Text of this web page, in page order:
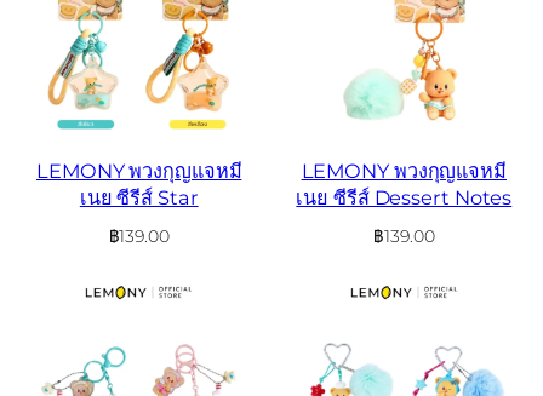
LEMONY พวงกุญแจหมี
เนย ซีรีส์ Star
฿139.00
LEMONY พวงกุญแจหมี
เนย ซีรีส์ Dessert Notes
฿139.00